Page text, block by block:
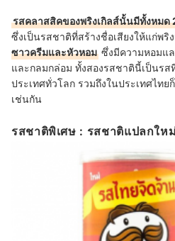
รสคลาสสิคของพริงเกิลส์นั้นมีทั้งหมด
ซึ่งเป็นรสชาติที่สร้างชื่อเสียงให้แก่พริ
ซาวครีมและหัวหอม ซึ่งมีความหอมแ
และกลมกล่อม ทั้งสองรสชาตินี้เป็นร
ประเทศทั่วโลก รวมถึงในประเทศไท
เช่นกัน
รสชาติพิเศษ : รสชาติแปลกให